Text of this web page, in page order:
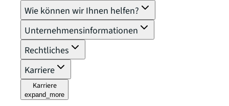
Wie können wir Ihnen helfen?
Unternehmensinformationen
Rechtliches
Karriere
Karriere
expand_more